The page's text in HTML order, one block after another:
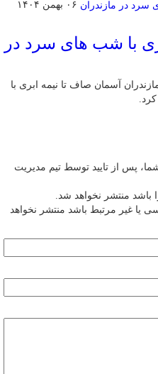
۰۶ بهمن ۱۴۰۴
با شب های سرد در
آسمان صاف تا نیمه ابری با
پس از تایید توسط تیم مدیریت
باشد منتشر نخواهد شد.
یا غیر مرتبط باشد منتشر نخواهد